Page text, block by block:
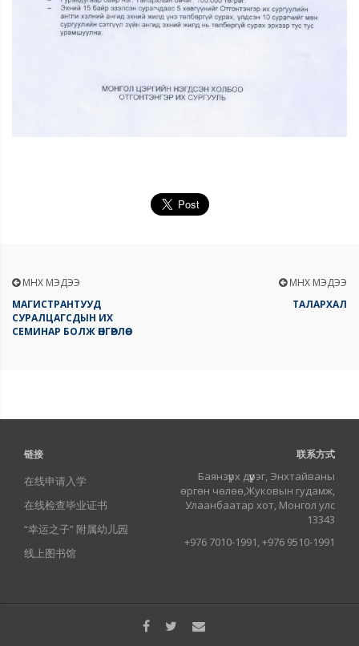
ӨМНӨХ МЭДЭЭ
МАГИСТРАНТУУД
СУРАЛЦАГСДЫН ИХ
СЕМИНАР БОЛЖ ӨНГӨРЛӨӨ
ӨМНӨХ МЭДЭЭ
ТАЛАРХАЛ
链接
在线申请入学
在线检查毕业证书
“幸运之子” 附属幼儿园
线上图书馆
联系方式
Баянзүрх дүүрэг, Энхтайваны
өргөн чөлөө,Жуковын гудамж,
Улаанбаатар хот, Монгол улс
13343
+976 7010-1991, +976 9510-1991